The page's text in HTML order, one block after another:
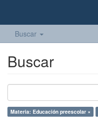
Buscar
Buscar
Materia: Educación preescolar ×